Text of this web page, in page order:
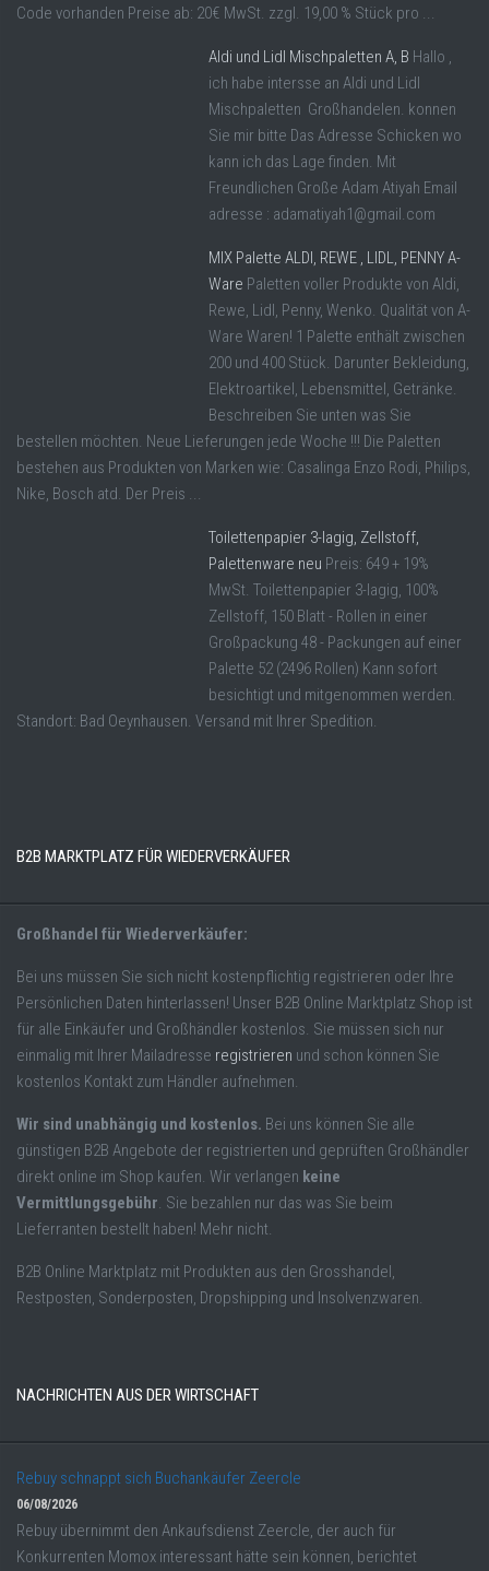
Code vorhanden Preise ab: 20€ MwSt. zzgl. 19,00 % Stück pro ...
Aldi und Lidl Mischpaletten A, B Hallo ,
ich habe intersse an Aldi und Lidl
Mischpaletten Großhandelen. konnen
Sie mir bitte Das Adresse Schicken wo
kann ich das Lage finden. Mit
Freundlichen Große Adam Atiyah Email
adresse : adamatiyah1@gmail.com
MIX Palette ALDI, REWE , LIDL, PENNY A-
Ware Paletten voller Produkte von Aldi,
Rewe, Lidl, Penny, Wenko. Qualität von A-
Ware Waren! 1 Palette enthält zwischen
200 und 400 Stück. Darunter Bekleidung,
Elektroartikel, Lebensmittel, Getränke.
Beschreiben Sie unten was Sie
bestellen möchten. Neue Lieferungen jede Woche !!! Die Paletten
bestehen aus Produkten von Marken wie: Casalinga Enzo Rodi, Philips,
Nike, Bosch atd. Der Preis ...
Toilettenpapier 3-lagig, Zellstoff,
Palettenware neu Preis: 649 + 19%
MwSt. Toilettenpapier 3-lagig, 100%
Zellstoff, 150 Blatt - Rollen in einer
Großpackung 48 - Packungen auf einer
Palette 52 (2496 Rollen) Kann sofort
besichtigt und mitgenommen werden.
Standort: Bad Oeynhausen. Versand mit Ihrer Spedition.
B2B MARKTPLATZ FÜR WIEDERVERKÄUFER
Großhandel für Wiederverkäufer:
Bei uns müssen Sie sich nicht kostenpflichtig registrieren oder Ihre
Persönlichen Daten hinterlassen! Unser B2B Online Marktplatz Shop ist
für alle Einkäufer und Großhändler kostenlos. Sie müssen sich nur
einmalig mit Ihrer Mailadresse registrieren und schon können Sie
kostenlos Kontakt zum Händler aufnehmen.
Wir sind unabhängig und kostenlos. Bei uns können Sie alle
günstigen B2B Angebote der registrierten und geprüften Großhändler
direkt online im Shop kaufen. Wir verlangen keine
Vermittlungsgebühr. Sie bezahlen nur das was Sie beim
Lieferranten bestellt haben! Mehr nicht.
B2B Online Marktplatz mit Produkten aus den Grosshandel,
Restposten, Sonderposten, Dropshipping und Insolvenzwaren.
NACHRICHTEN AUS DER WIRTSCHAFT
Rebuy schnappt sich Buchankäufer Zeercle
06/08/2026
Rebuy übernimmt den Ankaufsdienst Zeercle, der auch für
Konkurrenten Momox interessant hätte sein können, berichtet